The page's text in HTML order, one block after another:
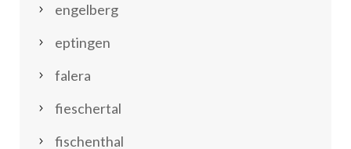
engelberg
eptingen
falera
fieschertal
fischenthal